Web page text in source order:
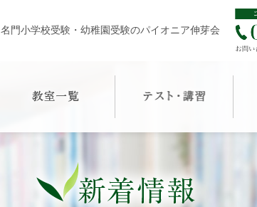
名門小学校受験・幼稚園受験のパイオニア伸芽会